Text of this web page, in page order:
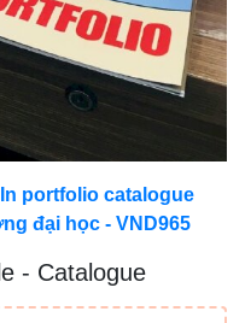
In portfolio catalogue
đại học - VND965
- Catalogue